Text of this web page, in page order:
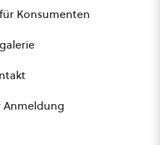
Konsumenten
Anmeldung